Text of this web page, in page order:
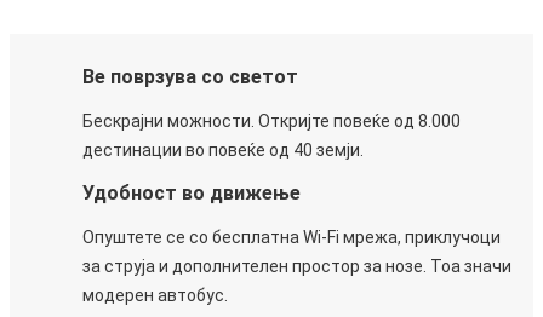
Ве поврзува со светот
Бескрајни можности. Откријте повеќе од 8.000
дестинации во повеќе од 40 земји.
Удобност во движење
Опуштете се со бесплатна Wi-Fi мрежа, приклучоци
за струја и дополнителен простор за нозе. Тоа значи
модерен автобус.